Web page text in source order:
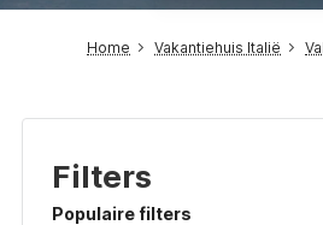
Home Vakantiehuis Italië
Filters
Populaire filters